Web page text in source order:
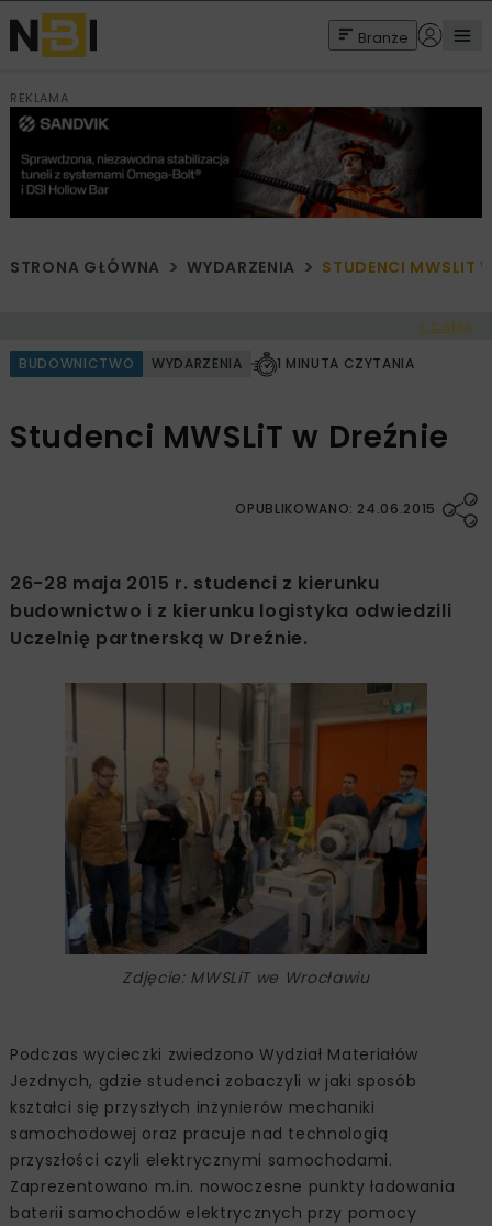
Branże
REKLAMA
STRONA GŁÓWNA WYDARZENIA STUDENCI MWSLIT
< Cofnij
BUDOWNICTWO WYDARZENIA 1 MINUTA CZYTANIA
Studenci MWSLiT w Dreźnie
OPUBLIKOWANO: 24.06.2015
26-28 maja 2015 r. studenci z kierunku
budownictwo i z kierunku logistyka odwiedzili
Uczelnię partnerską w Dreźnie.
Zdjęcie: MWSLiT we Wrocławiu
Podczas wycieczki zwiedzono Wydział Materiałów
Jezdnych, gdzie studenci zobaczyli w jaki sposób
kształci się przyszłych inżynierów mechaniki
samochodowej oraz pracuje nad technologią
przyszłości czyli elektrycznymi samochodami.
Zaprezentowano m.in. nowoczesne punkty ładowania
baterii samochodów elektrycznych przy pomocy